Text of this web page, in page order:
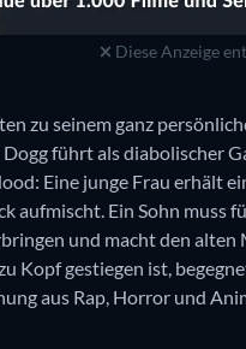
Diese Anzeige
zu seinem ganz
führt als diabolischer
Eine junge Frau erhält
aufmischt. Ein Sohn muss
und macht den alten
Kopf gestiegen ist,
aus Rap, Horror und